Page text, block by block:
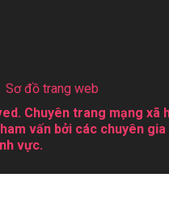
Sơ đồ trang web
Chuyên trang mạng xã
vấn bởi các chuyên
vực.